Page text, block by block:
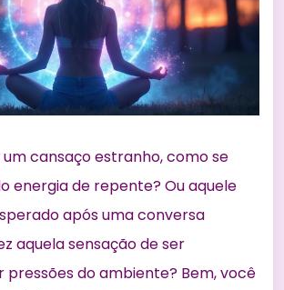
cansaço estranho, como se
energia de repente? Ou aquele
após uma conversa
aquela sensação de ser
pressões do ambiente? Bem, você